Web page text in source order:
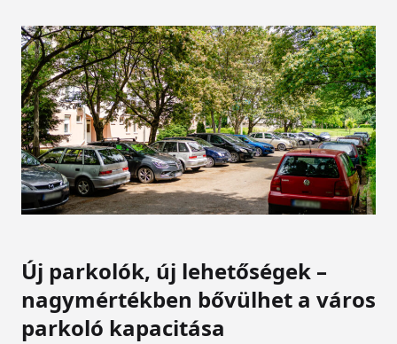
Új parkolók, új lehetőségek –
nagymértékben bővülhet a város
parkoló kapacitása